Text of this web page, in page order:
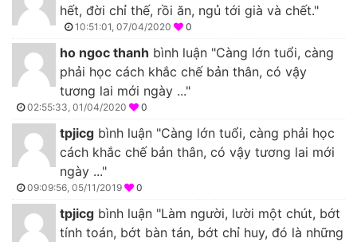
hết, đời chỉ thế, rồi ăn, ngủ tới già và chết."
10:51:01, 07/04/2020 0
ho ngoc thanh bình luận "Càng lớn tuổi, càng
phải học cách khắc chế bản thân, có vậy
tương lai mới ngày ..."
02:55:33, 01/04/2020 0
tpjicg bình luận "Càng lớn tuổi, càng phải học
cách khắc chế bản thân, có vậy tương lai mới
ngày ..."
09:09:56, 05/11/2019 0
tpjicg bình luận "Làm người, lười một chút, bớt
tính toán, bớt bàn tán, bớt chỉ huy, đó là những